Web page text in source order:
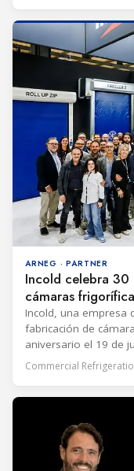
comerciales de
ARNEG · PARTNER
Incold celebra 30
cámaras
Incold, una empresa
fabricación de
aniversario el 19 de
sus familias. El CEO
fueron
Commercial